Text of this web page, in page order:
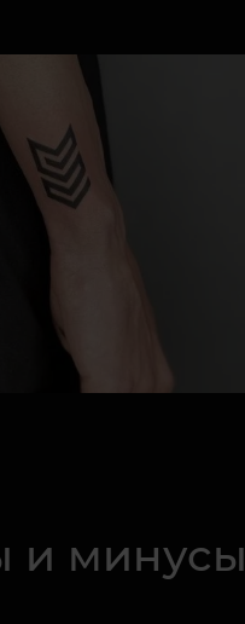
и минусы